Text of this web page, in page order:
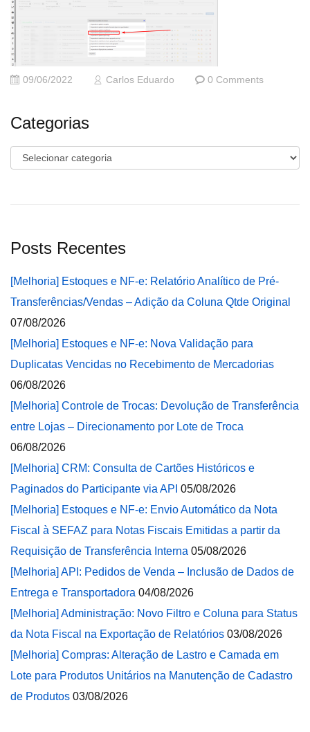
09/06/2022 Carlos Eduardo 0 Comments
Categorias
Categorias
Posts Recentes
[Melhoria] Estoques e NF-e: Relatório Analítico de Pré-
Transferências/Vendas – Adição da Coluna Qtde Original
07/08/2026
[Melhoria] Estoques e NF-e: Nova Validação para
Duplicatas Vencidas no Recebimento de Mercadorias
06/08/2026
[Melhoria] Controle de Trocas: Devolução de Transferência
entre Lojas – Direcionamento por Lote de Troca
06/08/2026
[Melhoria] CRM: Consulta de Cartões Históricos e
Paginados do Participante via API 05/08/2026
[Melhoria] Estoques e NF-e: Envio Automático da Nota
Fiscal à SEFAZ para Notas Fiscais Emitidas a partir da
Requisição de Transferência Interna 05/08/2026
[Melhoria] API: Pedidos de Venda – Inclusão de Dados de
Entrega e Transportadora 04/08/2026
[Melhoria] Administração: Novo Filtro e Coluna para Status
da Nota Fiscal na Exportação de Relatórios 03/08/2026
[Melhoria] Compras: Alteração de Lastro e Camada em
Lote para Produtos Unitários na Manutenção de Cadastro
de Produtos 03/08/2026